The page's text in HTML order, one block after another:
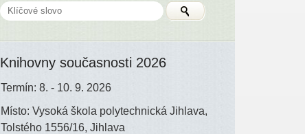
Knihovny současnosti 2026
Termín: 8. - 10. 9. 2026
Místo: Vysoká škola polytechnická Jihlava,
Tolstého 1556/16, Jihlava